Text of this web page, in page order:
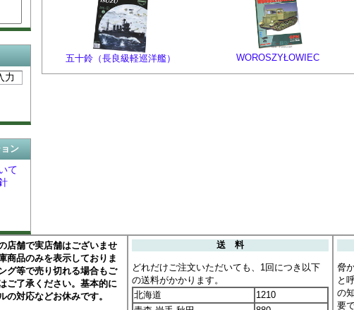
ン
て
五十鈴（長良級軽巡洋艦） WOROSZYŁOWIEC
店舗で実店舗はございませ
商品のみを表示しておりま
グ等で売り切れる場合もご
ご了承ください。基本的に
の対応などお休みです。
送 料
どれだけご注文いただいても、1回につき以下
の送料がかかります。
北海道
1210
脅
と
の
要